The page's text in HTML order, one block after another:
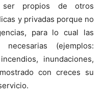
ser propios de otros
y privadas porque no
para lo cual las
(ejemplos:
inundaciones,
con creces su